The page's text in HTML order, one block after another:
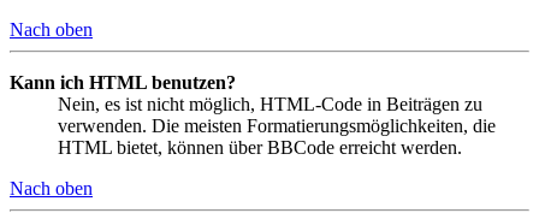
Nach oben
Kann ich HTML benutzen?
Nein, es ist nicht möglich, HTML-Code in Beiträgen zu
verwenden. Die meisten Formatierungsmöglichkeiten, die
HTML bietet, können über BBCode erreicht werden.
Nach oben